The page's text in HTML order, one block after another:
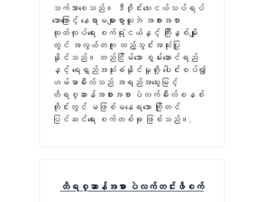
သက်သာစေသည်။ ဒီဇိုင်းသေးငယ်သပ်ရပ်
သောကြောင့် နေရာမများစွာယူဘဲ အစားအစာ
ထုတ်လုပ်ရေး စက်ရုံငယ်နှင့် ကြီးနှစ်မျိုး
တွင် အလွယ်တကူ ထည့်သွင်းအသုံးပြု
နိုင်သည်။ တည်ငြိမ်သော စွမ်းဆောင်ရည်
နှင့် ရေရှည်အသုံးခံနိုင်မှုတို့ ပေါင်းစပ်၍
ဟမ်မာမီးလ်သည် အရည်အသွေးမြင့်
တိရစ္ဆာန်အစားအစာ ပဲလက်မီးလ်စနစ်
တိုင်းတွင် မဖြစ်မနေရသော ကြိုတင်
ပြင်ဆင်ရေး စက်တစ်ခု ဖြစ်သည်။.
တိရစ္ဆာန်အစာ ပဲလက်တင်းဖိစက်